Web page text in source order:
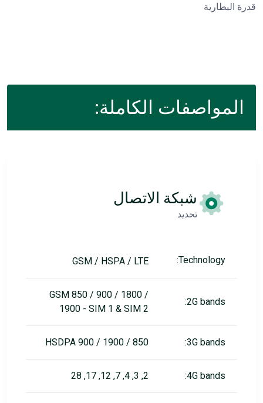
قدرة البطارية
المواصفات الكاملة:
شبكة الاتصال
تحديد
Technology:
GSM / HSPA / LTE
2G bands:
GSM 850 / 900 / 1800 /
1900 - SIM 1 & SIM 2
3G bands:
HSDPA 900 / 1900 / 850
4G bands:
2, 3, 4, 7, 12, 17, 28